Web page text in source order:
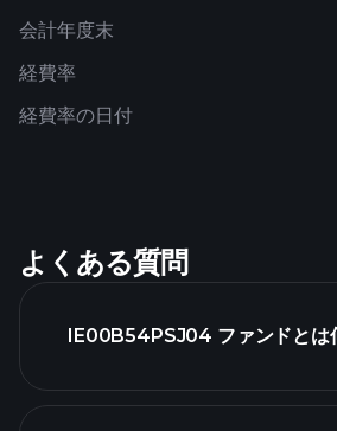
会計年度末
経費率
経費率の日付
よくある質問
IE00B54PSJ04 ファンドとは